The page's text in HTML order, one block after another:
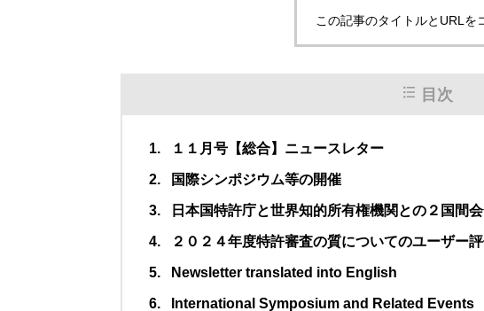
この記事のタイトルとURLを
目次
１１月号【総合】ニュースレター
国際シンポジウム等の開催
日本国特許庁と世界知的所有権機関との２国間
２０２４年度特許審査の質についてのユーザー
Newsletter translated into English
International Symposium and Related Events